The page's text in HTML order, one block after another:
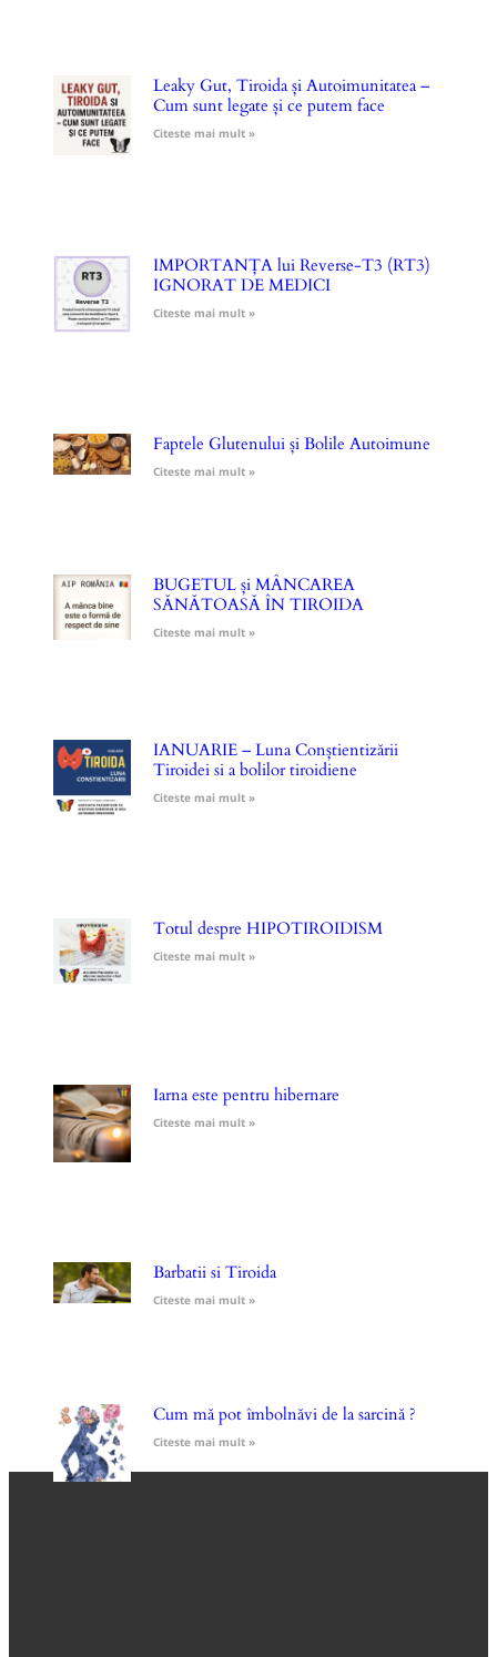
Leaky Gut, Tiroida și Autoimunitatea –
Cum sunt legate și ce putem face
Citeste mai mult »
IMPORTANȚA lui Reverse-T3 (RT3)
IGNORAT DE MEDICI
Citeste mai mult »
Faptele Glutenului și Bolile Autoimune
Citeste mai mult »
BUGETUL și MÂNCAREA
SĂNĂTOASĂ ÎN TIROIDA
Citeste mai mult »
IANUARIE – Luna Conștientizării
Tiroidei si a bolilor tiroidiene
Citeste mai mult »
Totul despre HIPOTIROIDISM
Citeste mai mult »
Iarna este pentru hibernare
Citeste mai mult »
Barbatii si Tiroida
Citeste mai mult »
Cum mă pot îmbolnăvi de la sarcină ?
Citeste mai mult »